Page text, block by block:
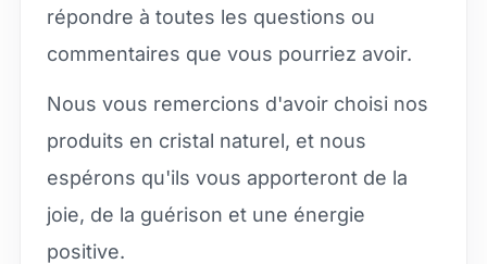
répondre à toutes les questions ou
commentaires que vous pourriez avoir.
Nous vous remercions d'avoir choisi nos
produits en cristal naturel, et nous
espérons qu'ils vous apporteront de la
joie, de la guérison et une énergie
positive.